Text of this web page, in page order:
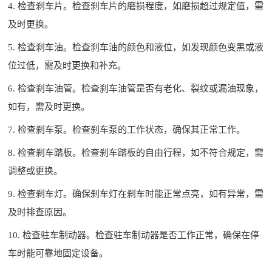
4. 检查刹车片。检查刹车片的磨损程度，如磨损超过规定值，需
及时更换。
5. 检查刹车油。检查刹车油的颜色和液位，如发现颜色变黑或液
位过低，需及时更换和补充。
6. 检查刹车油管。检查刹车油管是否有老化、裂纹或漏油现象，
如有，需及时更换。
7. 检查刹车泵。检查刹车泵的工作状态，确保其正常工作。
8. 检查刹车踏板。检查刹车踏板的自由行程，如不符合规定，需
调整或更换。
9. 检查刹车灯。确保刹车灯在刹车时能正常点亮，如有异常，需
及时排查原因。
10. 检查驻车制动器。检查驻车制动器是否工作正常，确保在停
车时能可靠地固定设备。